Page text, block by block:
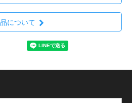
について